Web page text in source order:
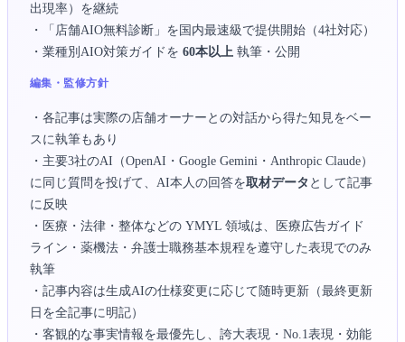
出現率）を継続
・「店舗AIO無料診断」を国内最速級で提供開始（4社対応）
・業種別AIO対策ガイドを 60本以上 執筆・公開
編集・監修方針
・各記事は実際の店舗オーナーとの対話から得た知見をベー
スに執筆もあり
・主要3社のAI（OpenAI・Google Gemini・Anthropic Claude）
に同じ質問を投げて、AI本人の回答を取材データ として記事
に反映
・医療・法律・整体などの YMYL 領域は、医療広告ガイド
ライン・薬機法・弁護士職務基本規程を遵守した表現でのみ
執筆
・記事内容は生成AIの仕様変更に応じて随時更新（最終更新
日を全記事に明記）
・客観的な事実情報を最優先し、誇大表現・No.1表現・効能